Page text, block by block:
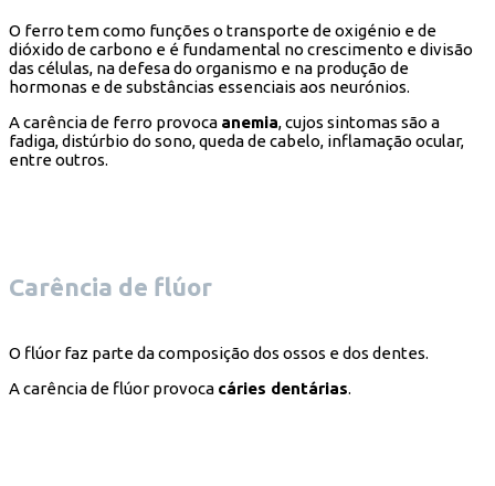
O ferro tem como funções o transporte de oxigénio e de
dióxido de carbono e é fundamental no crescimento e divisão
das células, na defesa do organismo e na produção de
hormonas e de substâncias essenciais aos neurónios.
A carência de ferro provoca anemia, cujos sintomas são a
fadiga, distúrbio do sono, queda de cabelo, inflamação ocular,
entre outros.
Carência de flúor
O flúor faz parte da composição dos ossos e dos dentes.
A carência de flúor provoca cáries dentárias.